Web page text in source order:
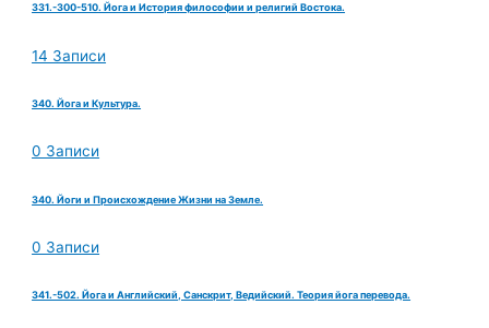
331.-300-510. Йога и История философии и религий Востока.
14 Записи
340. Йога и Культура.
0 Записи
340. Йоги и Происхождение Жизни на Земле.
0 Записи
341.-502. Йога и Английский, Санскрит, Ведийский. Теория йога перевода.